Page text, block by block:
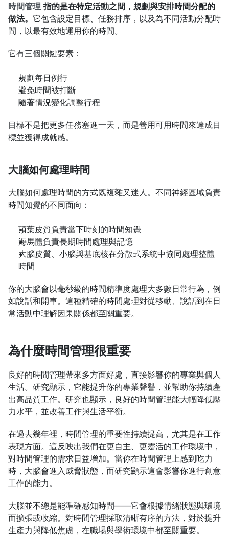
時間管理 指的是在特定活動之間，規劃與安排時間分配的
做法。 它包含設定目標、任務排序，以及為不同活動分配時
間，以最有效地運用你的時間。
它有三個關鍵要素：
規劃每日例行
避免時間被打斷
隨著情況變化調整行程
目標不是把更多任務塞進一天，而是善用可用時間來達成目
標並獲得成就感。
大腦如何處理時間
大腦如何處理時間的方式既複雜又迷人。不同神經區域負責
時間知覺的不同面向：
頂葉皮質負責當下時刻的時間知覺
海馬體負責長期時間處理與記憶
大腦皮質、小腦與基底核在分散式系統中協同處理整體
時間
你的大腦會以毫秒級的時間精準度處理大多數日常行為，例
如說話和開車。這種精確的時間處理對從移動、說話到在日
常活動中理解因果關係都至關重要。
為什麼時間管理很重要
良好的時間管理帶來多方面好處，直接影響你的專業與個人
生活。研究顯示，它能提升你的專業聲譽，並幫助你持續產
出高品質工作。研究也顯示，良好的時間管理能大幅降低壓
力水平，並改善工作與生活平衡。
在過去幾年裡，時間管理的重要性持續提高，尤其是在工作
表現方面。這反映出我們在更自主、更靈活的工作環境中，
對時間管理的需求日益增加。當你在時間管理上感到吃力
時，大腦會進入威脅狀態，而研究顯示這會影響你進行創意
工作的能力。
大腦並不總是能準確感知時間——它會根據情緒狀態與環境
而擴張或收縮。對時間管理採取清晰有序的方法，對於提升
生產力與降低焦慮，在職場與學術環境中都至關重要。